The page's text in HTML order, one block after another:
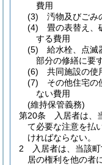
費用
(3)
汚物及びごみ
(4)
畳の表替え、
する費用
(5)
給水栓、点滅
部分の修繕に要
(6)
共同施設の使
(7)
その他住宅の
ない費用
(維持保管義務)
第20条
入居者は、
て必要な注意を払
ければならない。
2
入居者は、当該
居の権利を他の者